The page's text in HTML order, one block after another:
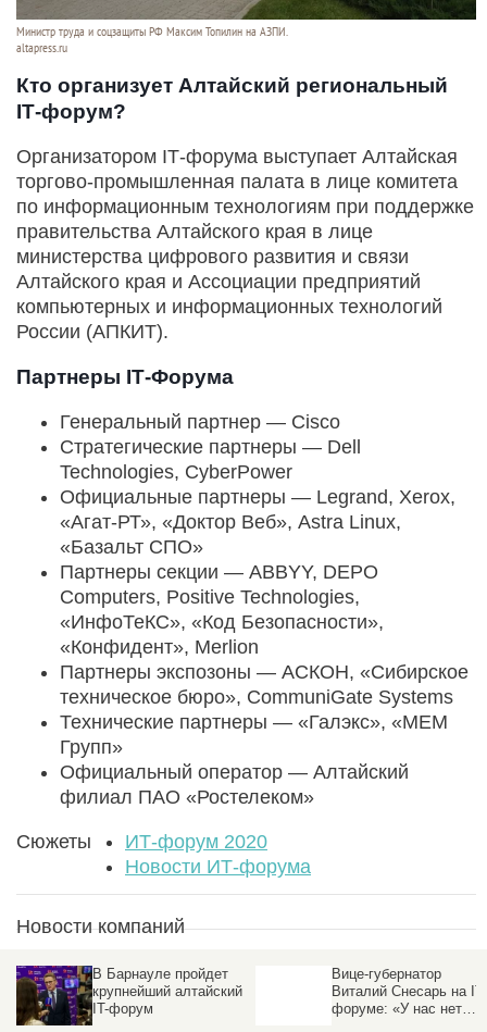
Министр труда и соцзащиты РФ Максим Топилин на АЗПИ.
altapress.ru
Кто организует Алтайский региональный
IТ-форум?
Организатором IТ-форума выступает Алтайская
торгово-промышленная палата в лице комитета
по информационным технологиям при поддержке
правительства Алтайского края в лице
министерства цифрового развития и связи
Алтайского края и Ассоциации предприятий
компьютерных и информационных технологий
России (АПКИТ).
Партнеры IТ-Форума
Генеральный партнер — Cisco
Стратегические партнеры — Dell
Technologies, CyberPower
Официальные партнеры — Legrand, Xerox,
«Агат-РТ», «Доктор Веб», Astra Linux,
«Базальт СПО»
Партнеры секции — ABBYY, DEPO
Computers, Positive Technologies,
«ИнфоТеКС», «Код Безопасности»,
«Конфидент», Merlion
Партнеры экспозоны — АСКОН, «Сибирское
техническое бюро», CommuniGate Systems
Технические партнеры — «Галэкс», «MEM
Групп»
Официальный оператор — Алтайский
филиал ПАО «Ростелеком»
Сюжеты
ИТ-форум 2020
Новости ИТ-форума
Новости компаний
В Барнауле пройдет
крупнейший алтайский
IT-форум
Вице-губернатор
Виталий Снесарь на IT-
форуме: «У нас нет